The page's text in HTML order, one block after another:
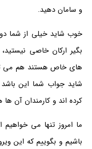
و سامان دهید.
خوب شاید خیلی از شما
بگیر ارکان خاصی
های خاص هستند هم می
شاید جواب شما این
کرده اند و کارمندان آن
ما امروز تنها می
باشیم و بگوییم که این